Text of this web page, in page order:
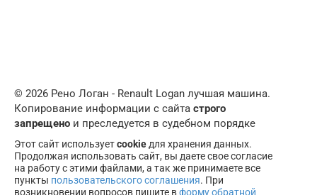
© 2026 Рено Логан - Renault Logan лучшая машина.
Копирование информации с сайта строго
запрещено и преследуется в судебном порядке
Этот сайт используетcookieдля хранения данных.
Продолжая использовать сайт, вы даете свое согласие
на работу с этими файлами, а так же принимаете все
пункты пользовательского соглашения. При
возникновении вопросов пишите вформу обратной